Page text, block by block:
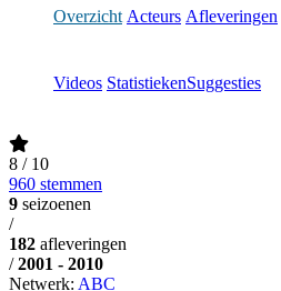
Overzicht Acteurs Afleveringen
Videos StatistiekenSuggesties
8 / 10
960 stemmen
9 seizoenen
/
182 afleveringen
/ 2001 - 2010
Netwerk: ABC